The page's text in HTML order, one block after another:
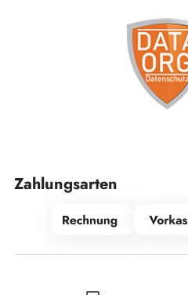
Zahlungsarten